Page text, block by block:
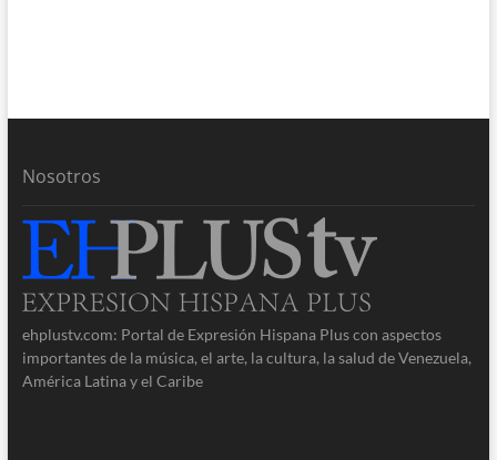
Nosotros
ehplustv.com: Portal de Expresión Hispana Plus con aspectos
importantes de la música, el arte, la cultura, la salud de Venezuela,
América Latina y el Caribe